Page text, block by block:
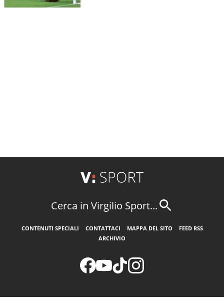
Cerca in Virgilio Sport...
CONTENUTI SPECIALI CONTATTACI MAPPA DEL SITO
FEED RSS
ARCHIVIO